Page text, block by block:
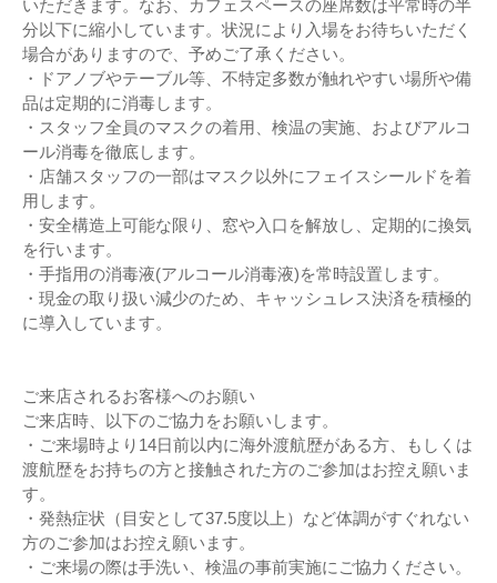
いただきます。なお、カフェスペースの座席数は平常時の半
分以下に縮小しています。状況により入場をお待ちいただく
場合がありますので、予めご了承ください。
・ドアノブやテーブル等、不特定多数が触れやすい場所や備
品は定期的に消毒します。
・スタッフ全員のマスクの着用、検温の実施、およびアルコ
ール消毒を徹底します。
・店舗スタッフの一部はマスク以外にフェイスシールドを着
用します。
・安全構造上可能な限り、窓や入口を解放し、定期的に換気
を行います。
・手指用の消毒液(アルコール消毒液)を常時設置します。
・現金の取り扱い減少のため、キャッシュレス決済を積極的
に導入しています。
ご来店されるお客様へのお願い
ご来店時、以下のご協力をお願いします。
・ご来場時より14日前以内に海外渡航歴がある方、もしくは
渡航歴をお持ちの方と接触された方のご参加はお控え願いま
す。
・発熱症状（目安として37.5度以上）など体調がすぐれない
方のご参加はお控え願います。
・ご来場の際は手洗い、検温の事前実施にご協力ください。